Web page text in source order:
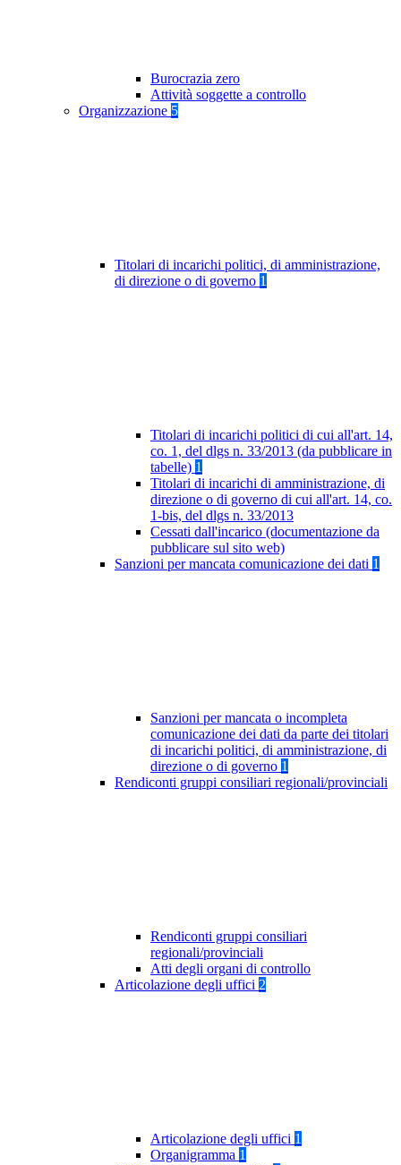
Burocrazia zero
Attività soggette a controllo
Organizzazione 5
Titolari di incarichi politici, di amministrazione,
di direzione o di governo 1
Titolari di incarichi politici di cui all'art. 14,
co. 1, del dlgs n. 33/2013 (da pubblicare in
tabelle) 1
Titolari di incarichi di amministrazione, di
direzione o di governo di cui all'art. 14, co.
1-bis, del dlgs n. 33/2013
Cessati dall'incarico (documentazione da
pubblicare sul sito web)
Sanzioni per mancata comunicazione dei dati 1
Sanzioni per mancata o incompleta
comunicazione dei dati da parte dei titolari
di incarichi politici, di amministrazione, di
direzione o di governo 1
Rendiconti gruppi consiliari regionali/provinciali
Rendiconti gruppi consiliari
regionali/provinciali
Atti degli organi di controllo
Articolazione degli uffici 2
Articolazione degli uffici 1
Organigramma 1